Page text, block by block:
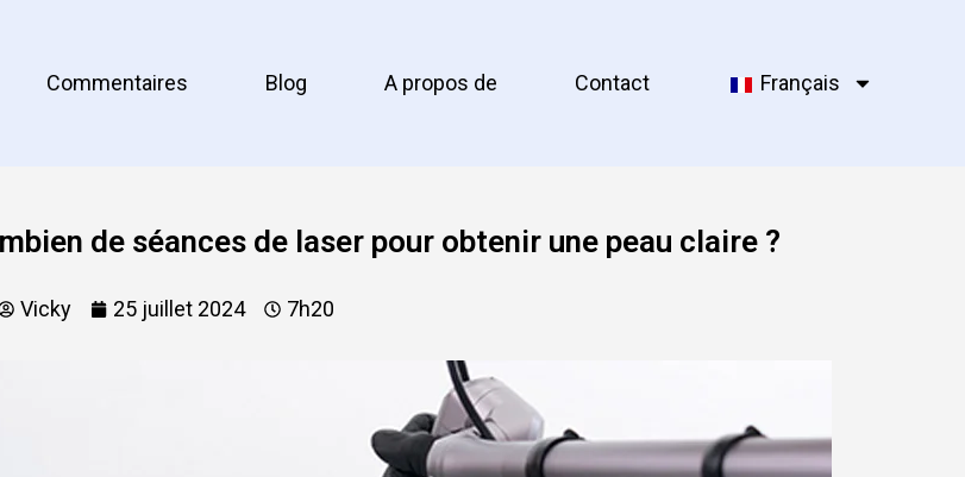
Commentaires Blog A propos de Contact Français
de séances de laser pour obtenir une peau claire ?
Vicky 25 juillet 2024 7h20